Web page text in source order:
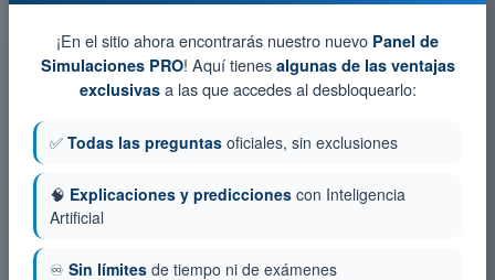
¡En el sitio ahora encontrarás nuestro nuevo Panel de
Simulaciones PRO! Aquí tienes algunas de las ventajas
exclusivasa las que accedes al desbloquearlo:
✅ Todas las preguntas oficiales, sin exclusiones
🧠 Explicaciones y predicciones con Inteligencia
Artificial
♾️ Sin límites de tiempo ni de exámenes